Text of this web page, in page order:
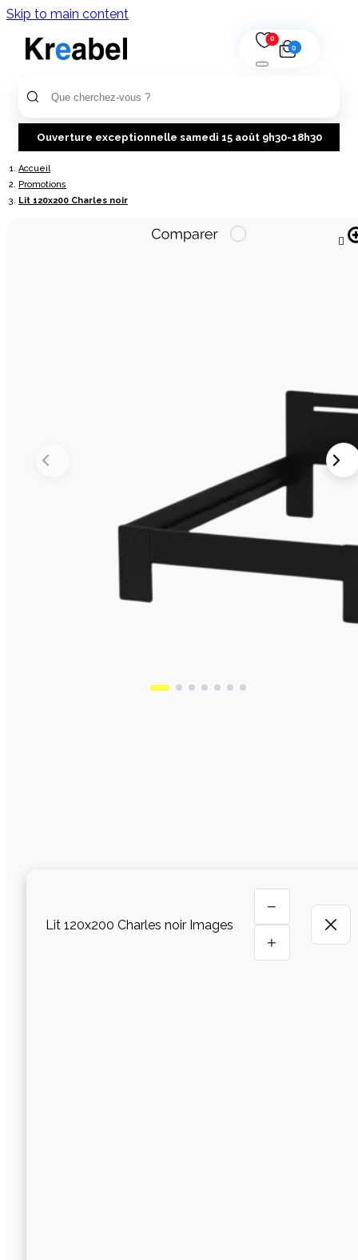
Skip to main content
0
0
Ouverture exceptionnelle samedi 15 août 9h30-18h30
Accueil
Promotions
Lit 120x200 Charles noir

Lit 120x200 Charles noir Images
−
+